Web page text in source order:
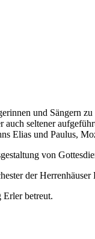
und Sängern
seltener
Elias und Paulus,
von
der
betreut.